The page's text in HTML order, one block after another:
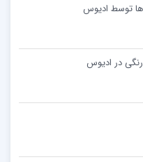
توسط ادیوس
در ادیوس